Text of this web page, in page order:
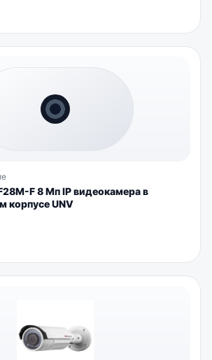
F 8 Мп IP видеокамера в
корпусе UNV